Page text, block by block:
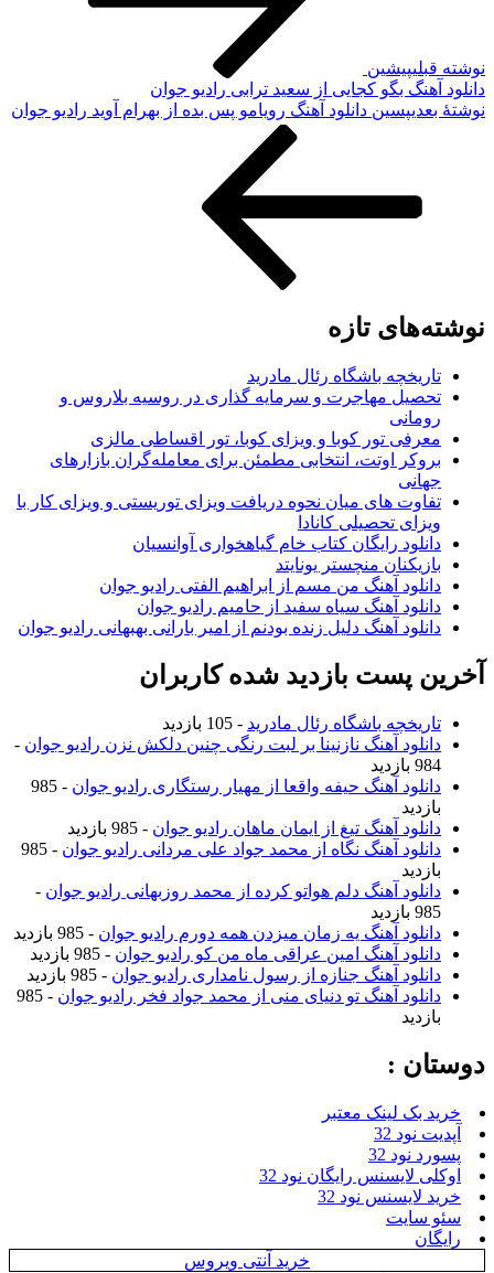
قبلیپیشین
آهنگ بگو کجایی از سعید ترابی رادیو جوان
بعدیپسین دانلود آهنگ رویامو پس بده از بهرام آوید رادیو جوان
تازه
تاریخچه باشگاه رئال مادرید
تحصیل مهاجرت و سرمایه گذاری در روسیه بلاروس و
رومانی
معرفی تور کوبا و ویزای کوبا، تور اقساطی مالزی
بروکر اوتت، انتخابی مطمئن برای معامله‌گران بازارهای
جهانی
تفاوت های میان نحوه دریافت ویزای توریستی و ویزای کار با
ویزای تحصیلی کانادا
دانلود رایگان کتاب خام گیاهخواری آوانسیان
بازیکنان منچستر یونایتد
دانلود آهنگ من مسم از ابراهیم الفتی رادیو جوان
دانلود آهنگ سیاه سفید از حامیم رادیو جوان
دانلود آهنگ دلیل زنده بودنم از امیر بارانی بهبهانی رادیو جوان
پست بازدید شده کاربران
تاریخچه باشگاه رئال مادرید- 105 بازدید
دانلود آهنگ نازنینا بر لبت رنگی چنین دلکش نزن رادیو جوان-
984 بازدید
دانلود آهنگ حیفه واقعا از مهیار رستگاری رادیو جوان
- 985
بازدید
دانلود آهنگ تیغ از ایمان ماهان رادیو جوان- 985 بازدید
دانلود آهنگ نگاه از محمد جواد علی مردانی رادیو جوان
- 985
بازدید
دانلود آهنگ دلم هواتو کرده از محمد روزبهانی رادیو جوان-
985 بازدید
دانلود آهنگ یه زمان میزدن همه دورم رادیو جوان- 985 بازدید
دانلود آهنگ امین عراقی ماه من کو رادیو جوان- 985 بازدید
دانلود آهنگ جنازه از رسول نامداری رادیو جوان- 985 بازدید
دانلود آهنگ تو دنیای منی از محمد جواد فخر رادیو جوان
- 985
بازدید
:
خرید بک لینک معتبر
آپدیت نود 32
پسورد نود 32
اوکلی لایسنس رایگان نود 32
خرید لایسنس نود 32
سئو سایت
رایگان
خرید آنتی ویروس